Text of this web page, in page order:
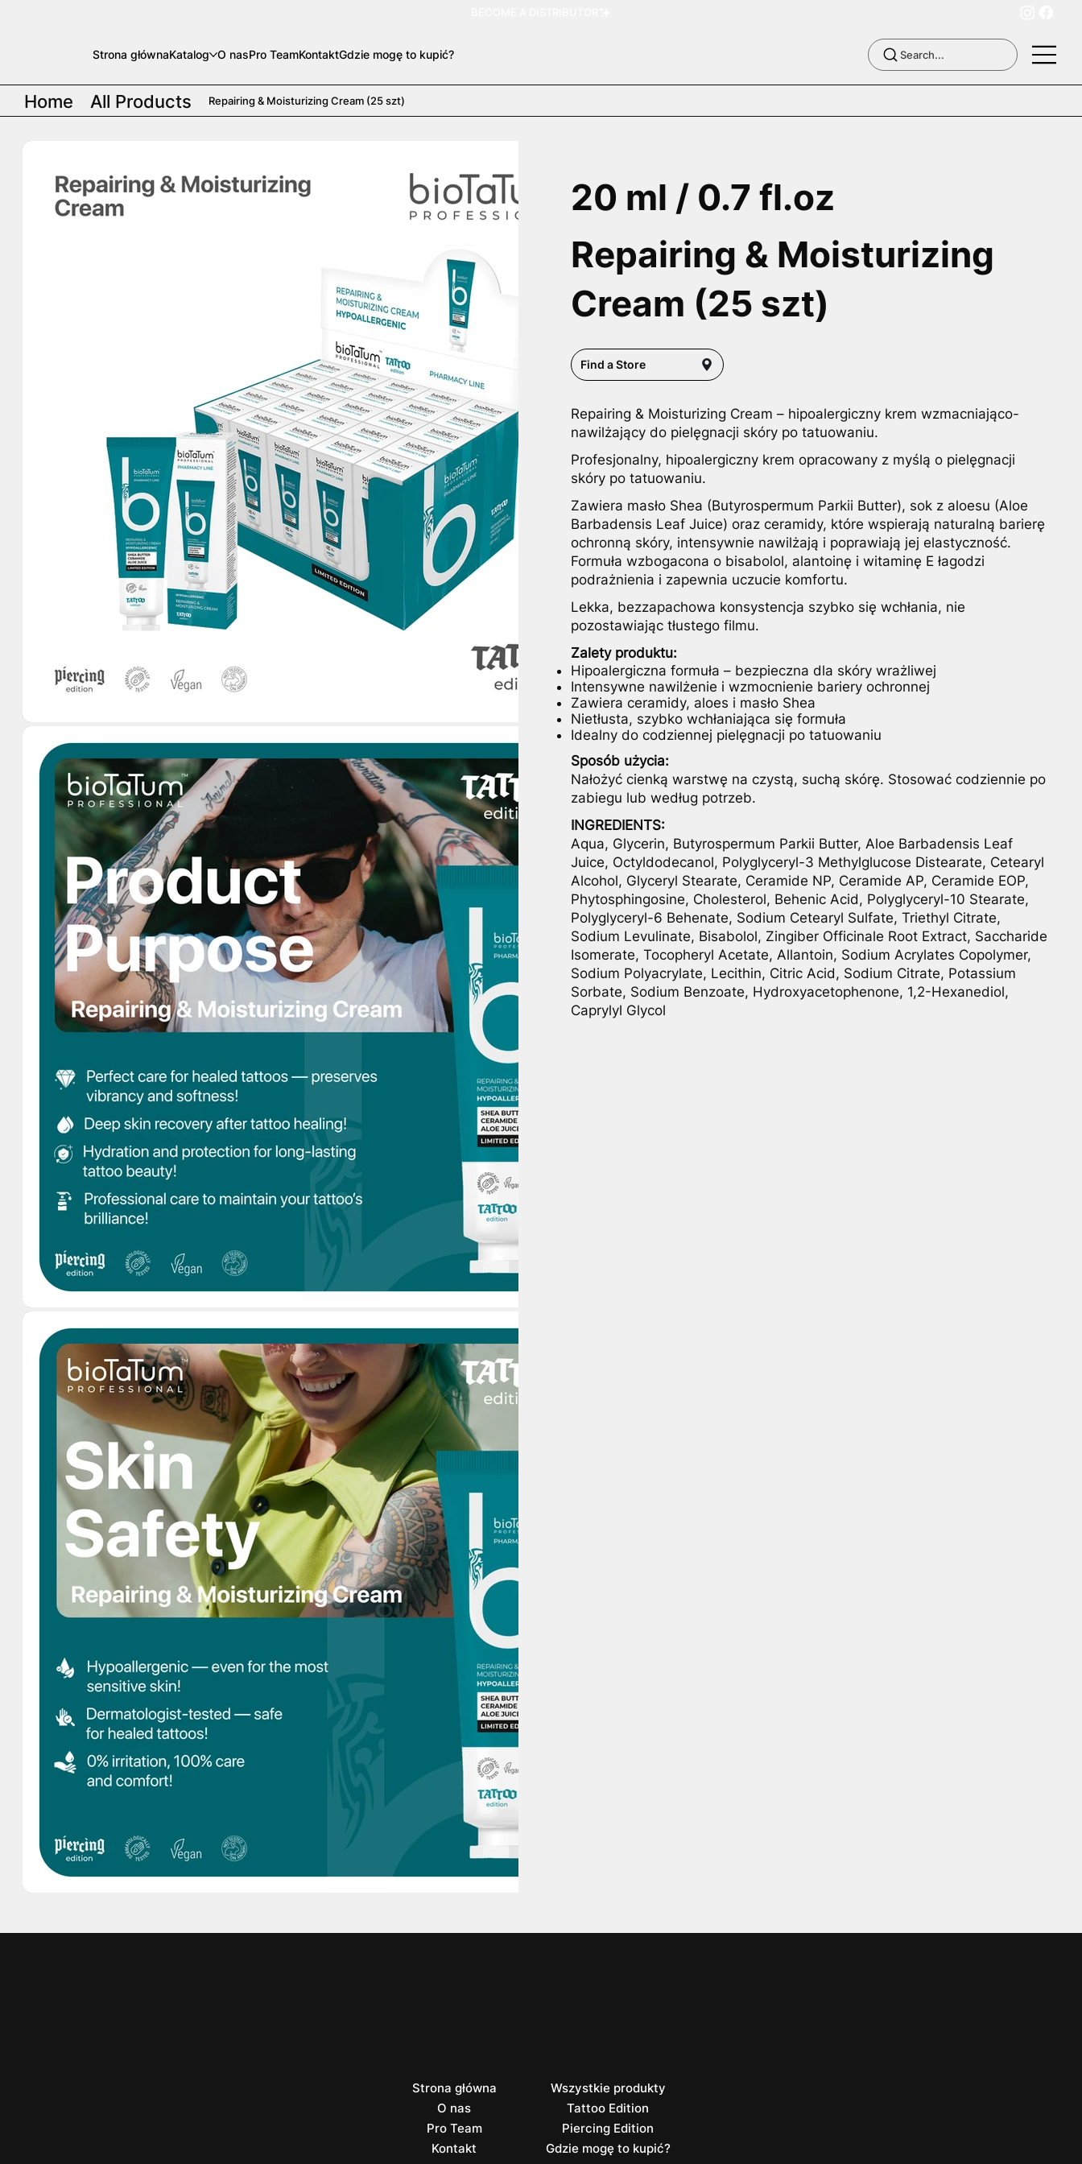
Strona głównaKatalog O nasPro TeamKontaktGdzie mogę to kupić?
20 ml / 0.7 fl.oz
Repairing & Moisturizing
Cream (25 szt)
Find a Store
Repairing & Moisturizing Cream – hipoalergiczny krem wzmacniająco-
nawilżający do pielęgnacji skóry po tatuowaniu.
Profesjonalny, hipoalergiczny krem opracowany z myślą o pielęgnacji
skóry po tatuowaniu.
Zawiera masło Shea (Butyrospermum Parkii Butter), sok z aloesu (Aloe
Barbadensis Leaf Juice) oraz ceramidy, które wspierają naturalną barierę
ochronną skóry, intensywnie nawilżają i poprawiają jej elastyczność.
Formuła wzbogacona o bisabolol, alantoinę i witaminę E łagodzi
podrażnienia i zapewnia uczucie komfortu.
Lekka, bezzapachowa konsystencja szybko się wchłania, nie
pozostawiając tłustego filmu.
Zalety produktu:
Hipoalergiczna formuła – bezpieczna dla skóry wrażliwej
Intensywne nawilżenie i wzmocnienie bariery ochronnej
Zawiera ceramidy, aloes i masło Shea
Nietłusta, szybko wchłaniająca się formuła
Idealny do codziennej pielęgnacji po tatuowaniu
Sposób użycia:
Nałożyć cienką warstwę na czystą, suchą skórę. Stosować codziennie po
zabiegu lub według potrzeb.
INGREDIENTS:
Aqua, Glycerin, Butyrospermum Parkii Butter, Aloe Barbadensis Leaf
Juice, Octyldodecanol, Polyglyceryl-3 Methylglucose Distearate, Cetearyl
Alcohol, Glyceryl Stearate, Ceramide NP, Ceramide AP, Ceramide EOP,
Phytosphingosine, Cholesterol, Behenic Acid, Polyglyceryl-10 Stearate,
Polyglyceryl-6 Behenate, Sodium Cetearyl Sulfate, Triethyl Citrate,
Sodium Levulinate, Bisabolol, Zingiber Officinale Root Extract, Saccharide
Isomerate, Tocopheryl Acetate, Allantoin, Sodium Acrylates Copolymer,
Sodium Polyacrylate, Lecithin, Citric Acid, Sodium Citrate, Potassium
Sorbate, Sodium Benzoate, Hydroxyacetophenone, 1,2-Hexanediol,
Caprylyl Glycol
Home All Products Repairing & Moisturizing Cream (25 szt)
Strona główna
O nas
Pro Team
Kontakt
Wszystkie produkty
Tattoo Edition
Piercing Edition
Gdzie mogę to kupić?